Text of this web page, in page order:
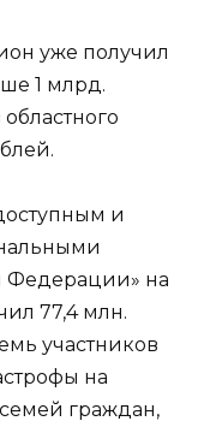
уже получил
1 млрд.
и
Федерации» на
77,4 млн.
участников
на
граждан,